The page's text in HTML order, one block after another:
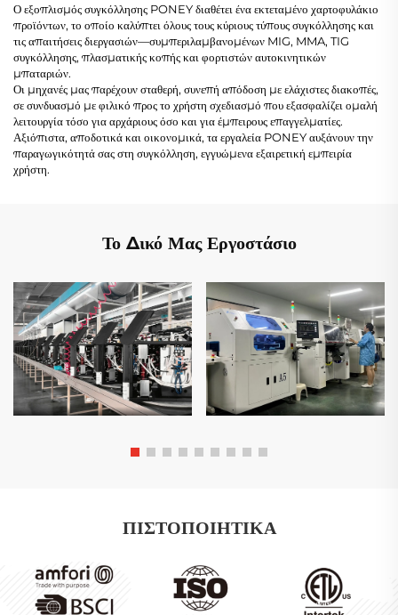
Ο εξοπλισμός συγκόλλησης PONEY διαθέτει ένα εκτεταμένο χαρτοφυλάκιο
προϊόντων, το οποίο καλύπτει όλους τους κύριους τύπους συγκόλλησης και
τις απαιτήσεις διεργασιών—συμπεριλαμβανομένων MIG, MMA, TIG
συγκόλλησης, πλασματικής κοπής και φορτιστών αυτοκινητικών
μπαταριών.
Οι μηχανές μας παρέχουν σταθερή, συνεπή απόδοση με ελάχιστες διακοπές,
σε συνδυασμό με φιλικό προς το χρήστη σχεδιασμό που εξασφαλίζει ομαλή
λειτουργία τόσο για αρχάριους όσο και για έμπειρους επαγγελματίες.
Αξιόπιστα, αποδοτικά και οικονομικά, τα εργαλεία PONEY αυξάνουν την
παραγωγικότητά σας στη συγκόλληση, εγγυώμενα εξαιρετική εμπειρία
χρήστη.
Το Δικό Μας Εργοστάσιο
ΠΙΣΤΟΠΟΙΗΤΙΚΑ